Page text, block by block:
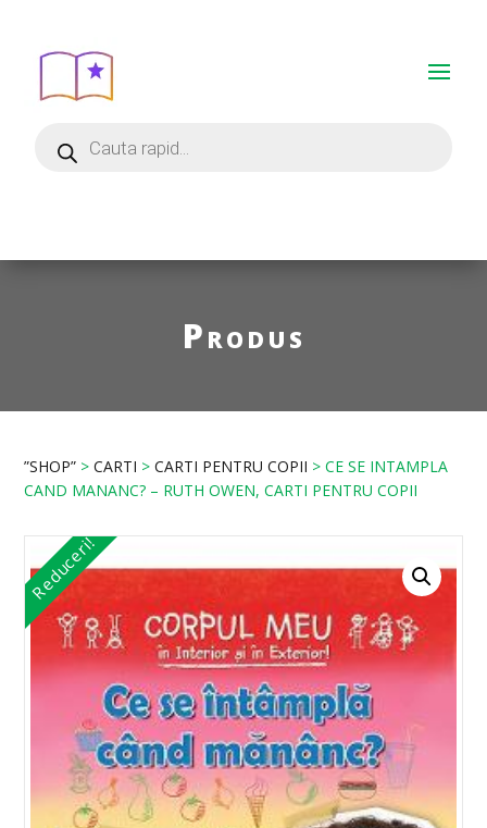
Produs
”SHOP” >CARTI >CARTI PENTRU COPII > CE SE INTAMPLA
CAND MANANC? – RUTH OWEN, CARTI PENTRU COPII
Reduceri!